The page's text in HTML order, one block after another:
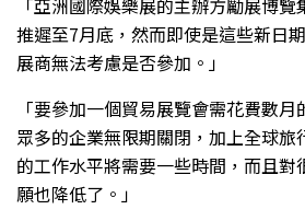
「亞洲國際娛樂展的主辦方勵展博
推遲至7月底，然而即使是這些新日
展商無法考慮是否參加。」
「要參加一個貿易展覽會需花費數
眾多的企業無限期關閉，加上全球旅
的工作水平將需要一些時間，而且對
願也降低了。」